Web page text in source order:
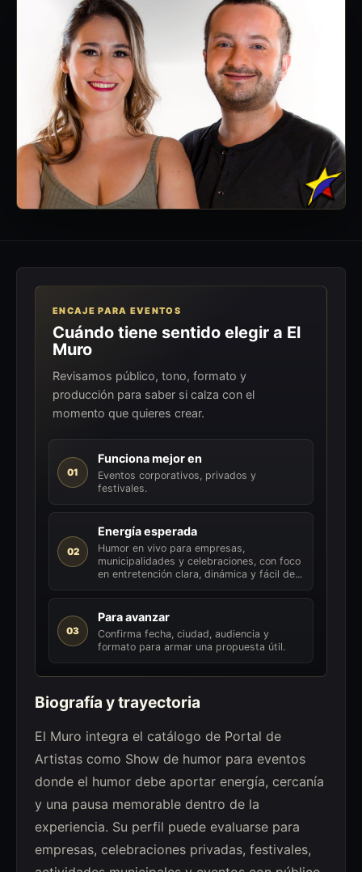
ENCAJE PARA EVENTOS
Cuándo tiene sentido elegir a El
Muro
Revisamos público, tono, formato y
producción para saber si calza con el
momento que quieres crear.
01
Funciona mejor en
Eventos corporativos, privados y
festivales.
02
Energía esperada
Humor en vivo para empresas,
municipalidades y celebraciones, con foco
en entretención clara, dinámica y fácil de...
03
Para avanzar
Confirma fecha, ciudad, audiencia y
formato para armar una propuesta útil.
Biografía y trayectoria
El Muro integra el catálogo de Portal de
Artistas como Show de humor para eventos
donde el humor debe aportar energía, cercanía
y una pausa memorable dentro de la
experiencia. Su perfil puede evaluarse para
empresas, celebraciones privadas, festivales,